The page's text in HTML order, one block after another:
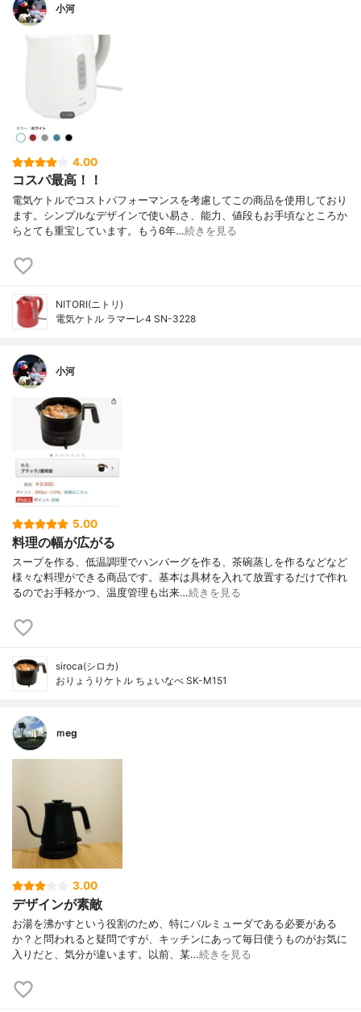
小河
4.00
コスパ最高！！
電気ケトルでコストパフォーマンスを考慮してこの商品を使用しており
ます。シンプルなデザインで使い易さ、能力、値段もお手頃なところか
らとても重宝しています。もう6年…続きを見る
NITORI(ニトリ)
電気ケトル ラマーレ4 SN-3228
小河
5.00
料理の幅が広がる
スープを作る、低温調理でハンバーグを作る、茶碗蒸しを作るなどなど
様々な料理ができる商品です。基本は具材を入れて放置するだけで作れ
るのでお手軽かつ、温度管理も出来…続きを見る
siroca(シロカ)
おりょうりケトル ちょいなべ SK-M151
ｍeg
3.00
デザインが素敵
お湯を沸かすという役割のため、特にバルミューダである必要がある
か？と問われると疑問ですが、キッチンにあって毎日使うものがお気に
入りだと、気分が違います。以前、某…続きを見る